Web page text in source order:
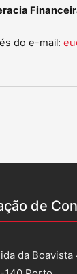
do e-mail:
de
da Boavista